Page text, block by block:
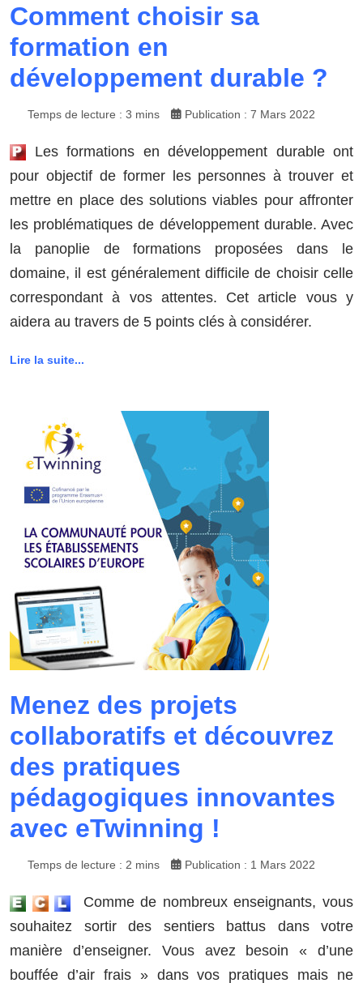
Comment choisir sa
formation en
développement durable ?
Temps de lecture : 3 mins Publication : 7 Mars 2022
Les formations en développement durable ont
pour objectif de former les personnes à trouver et
mettre en place des solutions viables pour affronter
les problématiques de développement durable. Avec
la panoplie de formations proposées dans le
domaine, il est généralement difficile de choisir celle
correspondant à vos attentes. Cet article vous y
aidera au travers de 5 points clés à considérer.
Lire la suite...
Menez des projets
collaboratifs et découvrez
des pratiques
pédagogiques innovantes
avec eTwinning !
Temps de lecture : 2 mins Publication : 1 Mars 2022
Comme de nombreux enseignants, vous
souhaitez sortir des sentiers battus dans votre
manière d’enseigner. Vous avez besoin « d’une
bouffée d’air frais » dans vos pratiques mais ne